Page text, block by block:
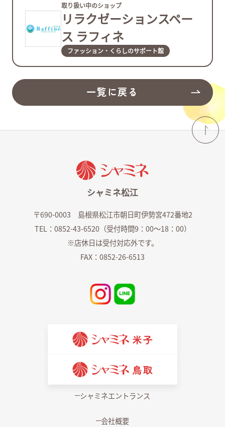
取り扱い中のショップ
リラクゼーションスペー
ス ラフィネ
ファッション・くらしのサポート館
一覧に戻る
シャミネ松江
〒690-0003 島根県松江市朝日町伊勢宮472番地2
TEL：0852-43-6520（受付時間9：00～18：00）
※店休日は受付対応外です。
FAX：0852-26-6513
シャミネエントランス
会社概要